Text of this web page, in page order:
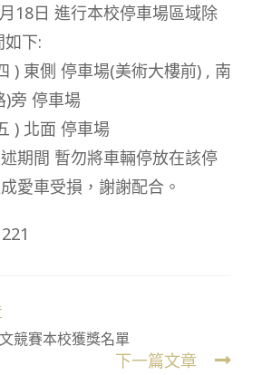
18日 進行本校停車場區域除
下:
) 東側 停車場(美術大樓前) , 南
)旁 停車場
) 北面 停車場
期間 暫勿將車輛停放在該停
愛車受損，謝謝配合。
221
競賽本校獲獎名單
下一篇文章